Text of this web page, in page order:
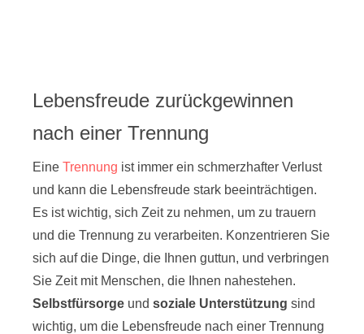
Lebensfreude zurückgewinnen
nach einer Trennung
Eine Trennung ist immer ein schmerzhafter Verlust
und kann die Lebensfreude stark beeinträchtigen.
Es ist wichtig, sich Zeit zu nehmen, um zu trauern
und die Trennung zu verarbeiten. Konzentrieren Sie
sich auf die Dinge, die Ihnen guttun, und verbringen
Sie Zeit mit Menschen, die Ihnen nahestehen.
Selbstfürsorge und soziale Unterstützung sind
wichtig, um die Lebensfreude nach einer Trennung